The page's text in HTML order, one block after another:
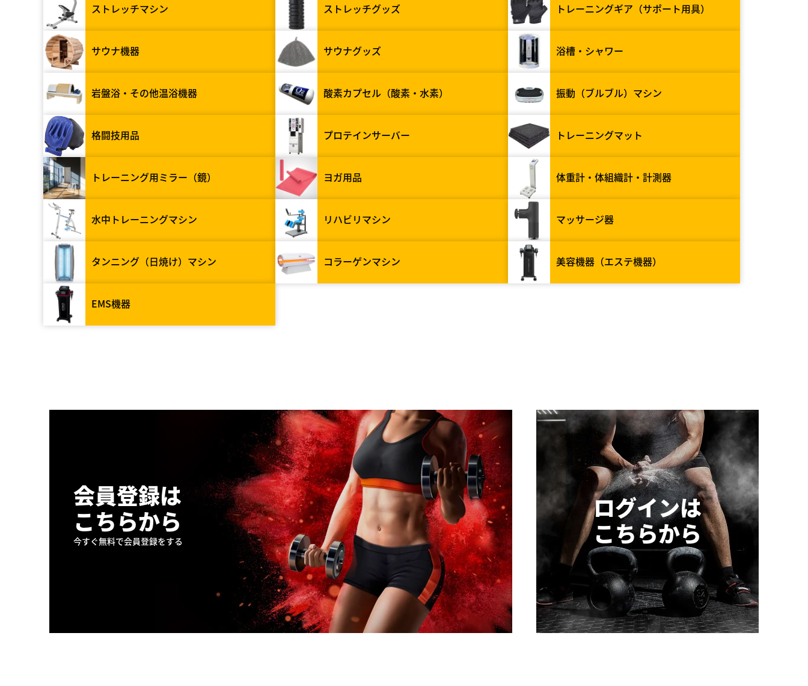
ストレッチマシン ストレッチグッズ トレーニングギア（サポート用具）
サウナ機器 サウナグッズ 浴槽・シャワー
岩盤浴・その他温浴機器 酸素カプセル（酸素・水素） 振動（ブルブル）マシン
格闘技用品 プロテインサーバー トレーニングマット
トレーニング用ミラー（鏡） ヨガ用品 体重計・体組織計・計測器
水中トレーニングマシン リハビリマシン マッサージ器
タンニング（日焼け）マシン コラーゲンマシン 美容機器（エステ機器）
EMS機器
会員登録は
こちらから
今すぐ無料で会員登録をする
ログインは
こちらから